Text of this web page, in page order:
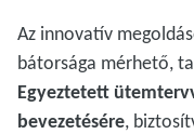
Az innovatív
bátorsága mérhető,
Egyeztetett
bevezetésére,